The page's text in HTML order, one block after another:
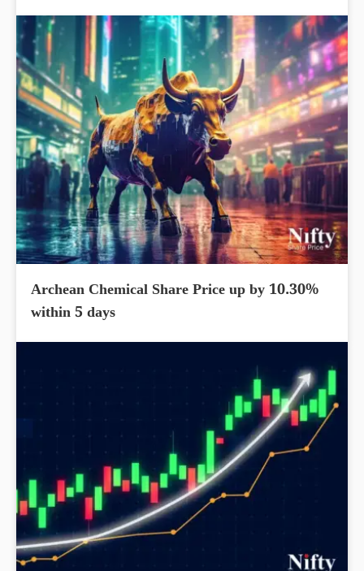
Archean Chemical Share Price up by 10.30%
within 5 days